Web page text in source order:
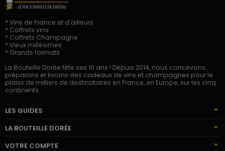
* Vins de France et d'ailleurs
* Coffrets vins
* Coffrets Champagne
* Vieux millésimes
* Grands formats
La Bouteille Dorée fête ses 10 ans ! Depuis 2014, nous concevons,
préparons et livrons des cadeaux de vins et champagnes pour le
plaisir de milliers de destinataires en France, en Europe, sur les cinq
continents.
LES GUIDES
LA BOUTEILLE DORÉE
VOTRE COMPTE